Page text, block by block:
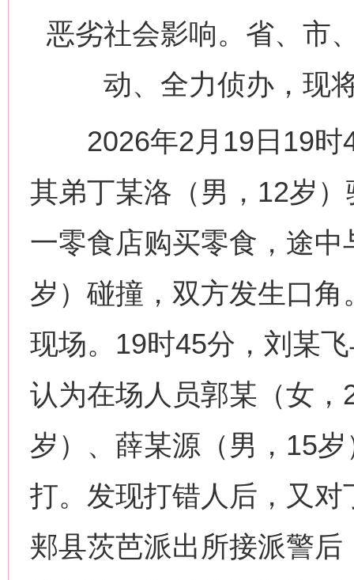
恶劣社会影响。省、市
动、全力侦办，现
2026年2月19日19时
其弟丁某洛（男，12岁
一零食店购买零食，途
岁）碰撞，双方发生口
现场。19时45分，刘某
认为在场人员郭某（女
岁）、薛某源（男，15
打。发现打错人后，又
郏县茨芭派出所接派警